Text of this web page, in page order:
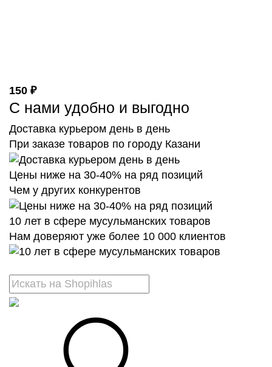
150 ₽
С нами удобно и выгодно
Доставка курьером день в день
При заказе товаров по городу Казани
Цены ниже на 30-40% на ряд позиций
Чем у других конкурентов
10 лет в сфере мусульманских товаров
Нам доверяют уже более 10 000 клиентов